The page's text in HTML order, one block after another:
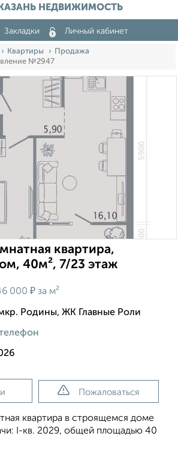
КАЗАНЬ НЕДВИЖИМОСТЬ
Закладки Личный кабинет
Квартиры
Продажа
№2947
квартира,
40м², 7/23 этаж
000 ₽ за м²
Родины, ЖК Главные Роли
Пожаловаться
квартира в строящемся доме
I-кв. 2029, общей площадью 40